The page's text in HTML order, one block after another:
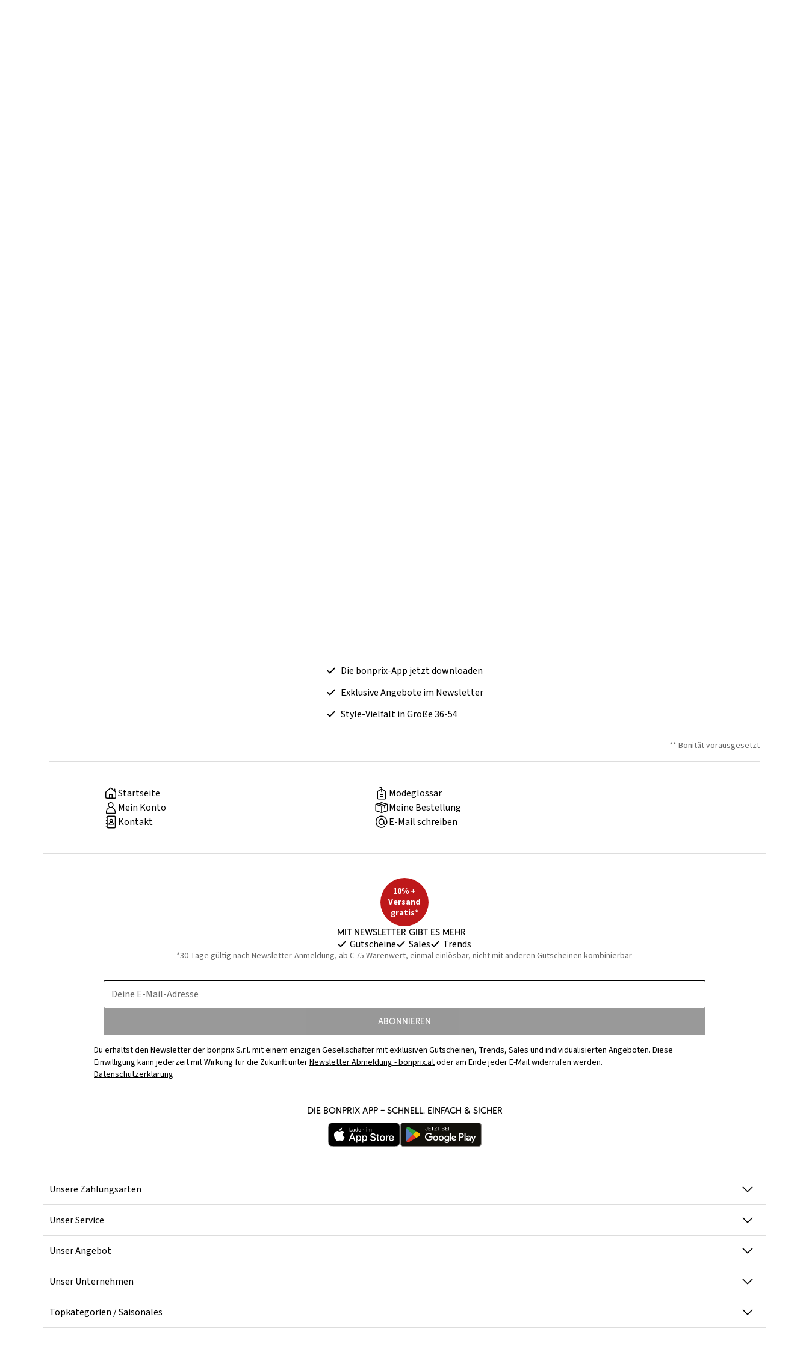
Die bonprix-App jetzt downloaden
Exklusive Angebote im Newsletter
Style-Vielfalt in Größe 36-54
** Bonität vorausgesetzt
Startseite
Modeglossar
Mein Konto
Meine Bestellung
Kontakt
E-Mail schreiben
10% +
Versand
gratis*
Mit Newsletter gibt es mehr
Gutscheine Sales Trends
*30 Tage gültig nach Newsletter-Anmeldung, ab € 75 Warenwert, einmal einlösbar, nicht mit anderen Gutscheinen kombinierbar
Deine E-Mail-Adresse
Abonnieren
Du erhältst den Newsletter der bonprix S.r.l. mit einem einzigen Gesellschafter mit exklusiven Gutscheinen, Trends, Sales und individualisierten Angeboten. Diese
Einwilligung kann jederzeit mit Wirkung für die Zukunft unterNewsletter Abmeldung - bonprix.atoder am Ende jeder E-Mail widerrufen werden.
Datenschutzerklärung
Die bonprix App – schnell, einfach & sicher
Unsere Zahlungsarten
Unser Service
Unser Angebot
Unser Unternehmen
Topkategorien / Saisonales